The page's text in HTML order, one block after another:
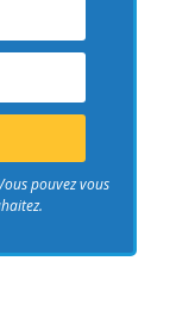
pouvez vous